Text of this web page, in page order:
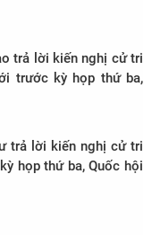
trả lời kiến nghị cử tri
trước kỳ họp thứ ba,
họp thứ ba, Quốc hội